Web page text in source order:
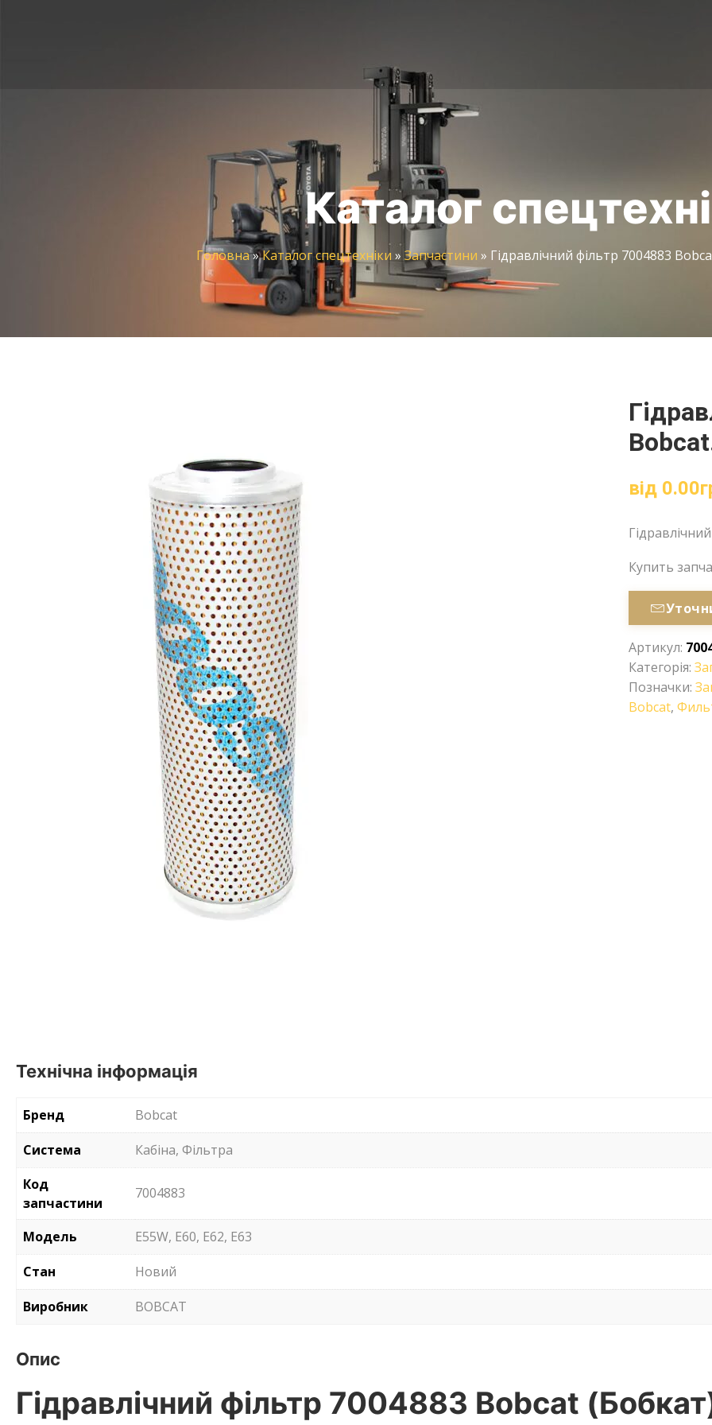
Каталог
Головна»Каталог спецтехніки » Запчастини » Гідравлічний фільтр 7004883
від 0.00
Купить
Артикул:
Категорія:
Позначки:
Bobcat,
Технічна інформація
Бренд
Bobcat
Система
Кабіна, Фільтра
Код
запчастини
7004883
Модель
E55W, E60, E62, E63
Стан
Новий
Виробник
BOBCAT
Опис
Гідравлічний фільтр 7004883 Bobcat